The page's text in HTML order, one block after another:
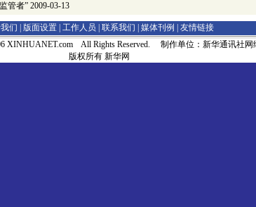
管者” 2009-03-13
们 | 版面设置 工作人员 联系我们 媒体刊例
友情链接
XINHUANET.com All Rights Reserved. 制作单位：新华通讯社网
版权所有 新华网